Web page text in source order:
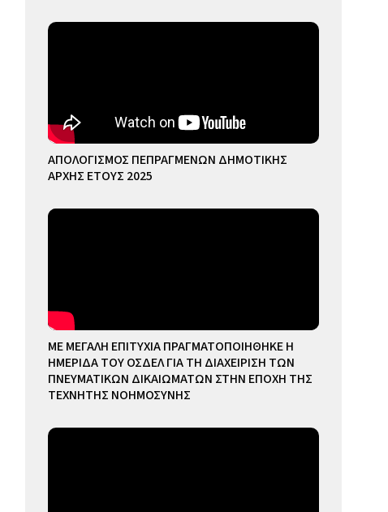
ΑΠΟΛΟΓΙΣΜΟΣ ΠΕΠΡΑΓΜΕΝΩΝ ΔΗΜΟΤΙΚΗΣ
ΑΡΧΗΣ ΕΤΟΥΣ 2025
ΜΕ ΜΕΓΑΛΗ ΕΠΙΤΥΧΙΑ ΠΡΑΓΜΑΤΟΠΟΙΗΘΗΚΕ Η
ΗΜΕΡΙΔΑ ΤΟΥ ΟΣΔΕΛ ΓΙΑ ΤΗ ΔΙΑΧΕΙΡΙΣΗ ΤΩΝ
ΠΝΕΥΜΑΤΙΚΩΝ ΔΙΚΑΙΩΜΑΤΩΝ ΣΤΗΝ ΕΠΟΧΗ ΤΗΣ
ΤΕΧΝΗΤΗΣ ΝΟΗΜΟΣΥΝΗΣ